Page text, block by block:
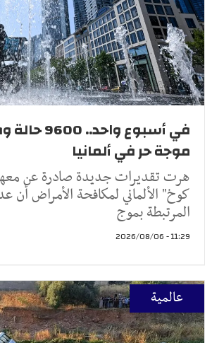
في أسبوع
موجة حر في ألمانيا
هرت تقديرات جديدة صادرة عن
كوخ" الألماني لمكافحة الأمراض أن
المرتبطة بموج
11:29 - 2026/08/06
عالمية